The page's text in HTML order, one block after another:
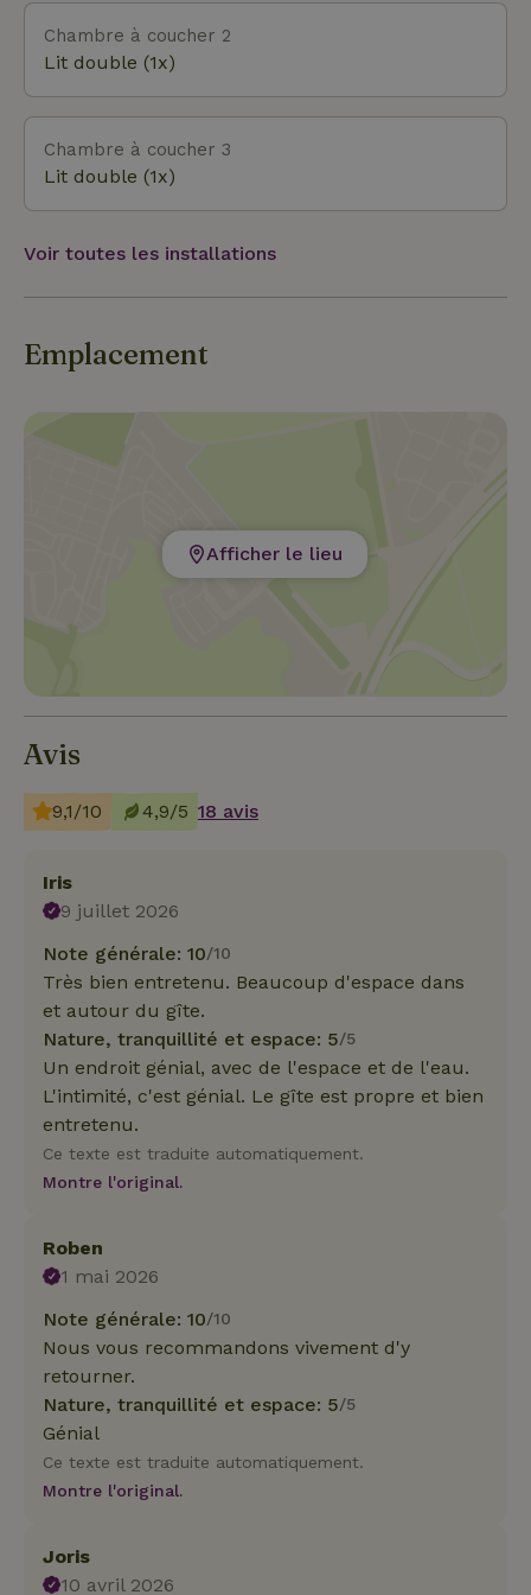
Chambre à coucher 2
Lit double (1x)
Chambre à coucher 3
Lit double (1x)
Voir toutes les installations
Emplacement
Afficher le lieu
Avis
9,1/10 4,9/5 18 avis
Iris
9 juillet 2026
Note générale: 10/10
Très bien entretenu. Beaucoup d'espace dans
et autour du gîte.
Nature, tranquillité et espace: 5/5
Un endroit génial, avec de l'espace et de l'eau.
L'intimité, c'est génial. Le gîte est propre et bien
entretenu.
Ce texte est traduite automatiquement.
Montre l'original.
Roben
1 mai 2026
Note générale: 10/10
Nous vous recommandons vivement d'y
retourner.
Nature, tranquillité et espace: 5/5
Génial
Ce texte est traduite automatiquement.
Montre l'original.
Joris
10 avril 2026